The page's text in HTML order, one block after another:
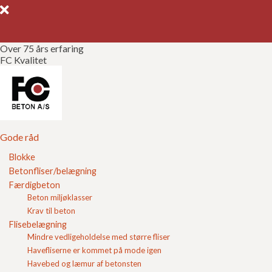
Over 75 års erfaring
FC Kvalitet
Gode råd
Blokke
Betonfliser/belægning
Færdigbeton
Beton miljøklasser
Krav til beton
Flisebelægning
Mindre vedligeholdelse med større fliser
Havefliserne er kommet på mode igen
Havebed og læmur af betonsten
Gode råd
Gør det selv
Kvalitetssikring
Brochurer
Referencer
Om FC
Kontakt
Hvor kan man hente billig fugesand?
Fugesandhar den positive egenskab, at sandet "pakker
sig" tæt sammen. Det er en klar fordel at fugesand
pakker sig tæt sammen, da en hård fuge reducerer
forekomst af ukrudt. Årsagen til at fugesand pakker
sig sammen er, at fugesand er nøje udvalgt efter
såkaldte sandkurver. Fugesand adskiller sig dermed fra